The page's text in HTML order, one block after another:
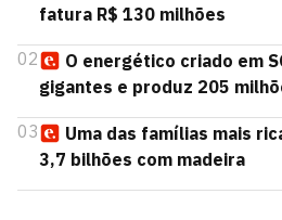
fatura R$ 130 milhões
02
O energético criado em
gigantes e produz 205
03
Uma das famílias mais
3,7 bilhões com madeira